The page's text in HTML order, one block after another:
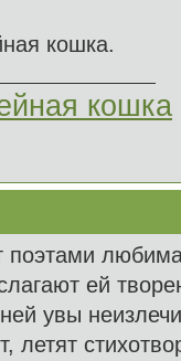
кошка.
кошка
поэтами
ей
ней увы
летят